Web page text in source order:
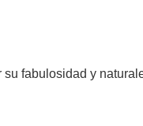
fabulosidad y